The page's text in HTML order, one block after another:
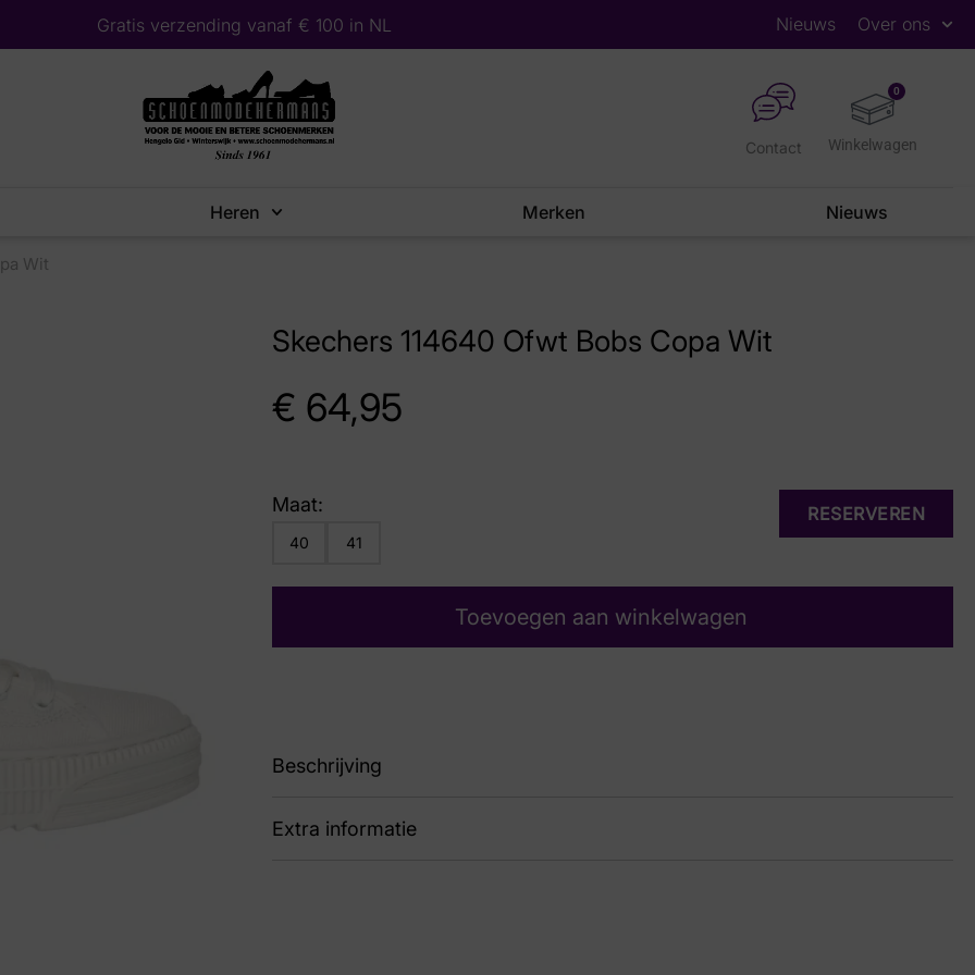
Gratis verzending vanaf € 100 in NL Nieuws Over ons
0
Contact
Heren Merken Nieuws
Wit
Skechers 114640 Ofwt Bobs Copa Wit
€ 64,95
RESERVEREN
Maat:
40 41
Toevoegen aan winkelwagen
Beschrijving
114640 Ofwt Bobs Copa
Extra informatie